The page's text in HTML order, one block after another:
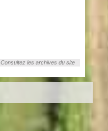
Consultez les archives du site